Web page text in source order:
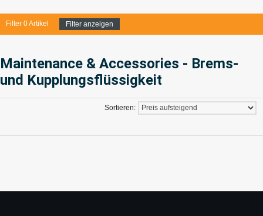
Filter 0Artikel Filter anzeigen
Maintenance & Accessories - Brems-
und Kupplungsflüssigkeit
Sortieren: